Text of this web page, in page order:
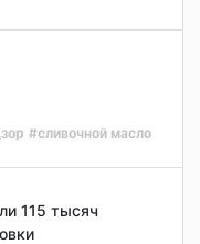
#сливочной масло
115 тысяч